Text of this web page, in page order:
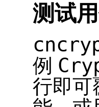
测试
例
行即可